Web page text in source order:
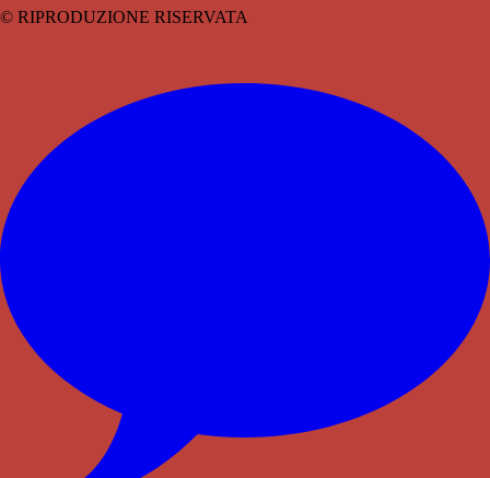
© RIPRODUZIONE RISERVATA